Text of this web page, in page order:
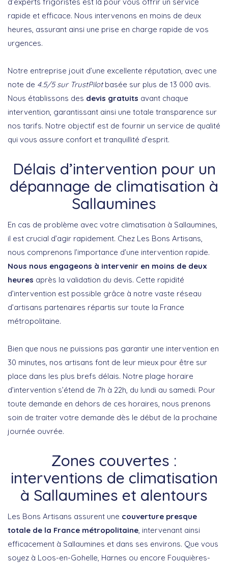
rapide et efficace. Nous intervenons en moins de deux
heures, assurant ainsi une prise en charge rapide de vos
urgences.
Notre entreprise jouit d’une excellente réputation, avec une
note de 4.5/5 sur TrustPilotbasée sur plus de 13 000 avis.
Nous établissons des devis gratuits avant chaque
intervention, garantissant ainsi une totale transparence sur
nos tarifs. Notre objectif est de fournir un service de qualité
qui vous assure confort et tranquillité d’esprit.
Délais d’intervention pour un
dépannage de climatisation à
Sallaumines
En cas de problème avec votre climatisation à Sallaumines,
il est crucial d’agir rapidement. Chez Les Bons Artisans,
nous comprenons l’importance d’une intervention rapide.
Nous nous engageons à intervenir en moins de deux
heures après la validation du devis. Cette rapidité
d’intervention est possible grâce à notre vaste réseau
d’artisans partenaires répartis sur toute la France
métropolitaine.
Bien que nous ne puissions pas garantir une intervention en
30 minutes, nos artisans font de leur mieux pour être sur
place dans les plus brefs délais. Notre plage horaire
d’intervention s’étend de 7h à 22h, du lundi au samedi. Pour
toute demande en dehors de ces horaires, nous prenons
soin de traiter votre demande dès le début de la prochaine
journée ouvrée.
Zones couvertes :
interventions de climatisation
à Sallaumines et alentours
Les Bons Artisans assurent une couverture presque
totale de la France métropolitaine , intervenant ainsi
efficacement à Sallaumines et dans ses environs. Que vous
soyez à Loos-en-Gohelle, Harnes ou encore Fouquières-